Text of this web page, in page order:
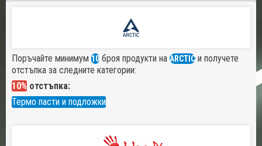
Поръчайте минимум 10 броя продукти на ARCTIC и получете
отстъпка за следните категории:
10% отстъпка:
Термо пасти и подложки